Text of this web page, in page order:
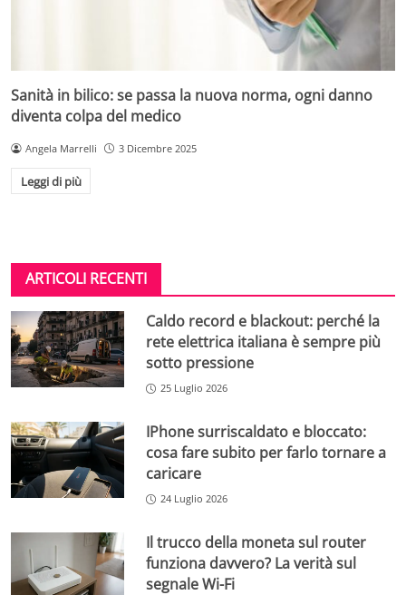
Sanità in bilico: se passa la nuova norma, ogni danno
diventa colpa del medico
Angela Marrelli 3 Dicembre 2025
Leggi di più
ARTICOLI RECENTI
Caldo record e blackout: perché la
rete elettrica italiana è sempre più
sotto pressione
25 Luglio 2026
IPhone surriscaldato e bloccato:
cosa fare subito per farlo tornare a
caricare
24 Luglio 2026
Il trucco della moneta sul router
funziona davvero? La verità sul
segnale Wi-Fi